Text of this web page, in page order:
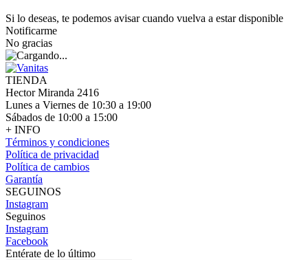
Si lo deseas, te podemos avisar cuando vuelva a estar disponible
Notificarme
No gracias
TIENDA
Hector Miranda 2416
Lunes a Viernes de 10:30 a 19:00
Sábados de 10:00 a 15:00
+ INFO
Términos y condiciones
Política de privacidad
Política de cambios
Garantía
SEGUINOS
Instagram
Seguinos
Instagram
Facebook
Entérate de lo último